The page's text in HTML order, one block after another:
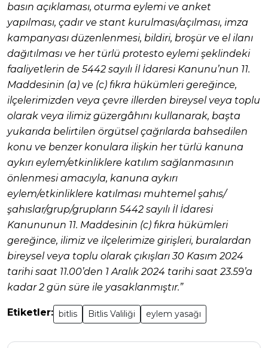
basın açıklaması, oturma eylemi ve anket
yapılması, çadır ve stant kurulması/açılması, imza
kampanyası düzenlenmesi, bildiri, broşür ve el ilanı
dağıtılması ve her türlü protesto eylemi şeklindeki
faaliyetlerin de 5442 sayılı İl İdaresi Kanunu’nun 11.
Maddesinin (a) ve (c) fıkra hükümleri gereğince,
ilçelerimizden veya çevre illerden bireysel veya toplu
olarak veya ilimiz güzergâhını kullanarak, başta
yukarıda belirtilen örgütsel çağrılarda bahsedilen
konu ve benzer konulara ilişkin her türlü kanuna
aykırı eylem/etkinliklere katılım sağlanmasının
önlenmesi amacıyla, kanuna aykırı
eylem/etkinliklere katılması muhtemel şahıs/
şahıslar/grup/grupların 5442 sayılı İl İdaresi
Kanununun 11. Maddesinin (c) fıkra hükümleri
gereğince, ilimiz ve ilçelerimize girişleri, buralardan
bireysel veya toplu olarak çıkışları 30 Kasım 2024
tarihi saat 11.00’den 1 Aralık 2024 tarihi saat 23.59’a
kadar 2 gün süre ile yasaklanmıştır.”
Etiketler: bitlis Bitlis Valiliği eylem yasağı